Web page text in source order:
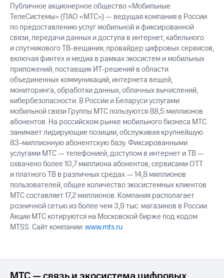
Публичное акционерное общество «Мобильные
ТелеСистемы» (ПАО «МТС») — ведущая компания в России
по предоставлению услуг мобильной и фиксированной
связи, передачи данных и доступа в интернет, кабельного
и спутникового ТВ-вещания; провайдер цифровых сервисов,
включая финтех и медиа в рамках экосистем и мобильных
приложений; поставщик ИТ-решений в области
объединенных коммуникаций, интернета вещей,
мониторинга, обработки данных, облачных вычислений,
кибербезопасности. В России и Беларуси услугами
мобильной связи Группы МТС пользуются 88,5 миллионов
абонентов. На российском рынке мобильного бизнеса МТС
занимает лидирующие позиции, обслуживая крупнейшую
83-миллионную абонентскую базу. Фиксированными
услугами МТС — телефонией, доступом в интернет и ТВ —
охвачено более 10,7 миллиона абонентов, сервисами OTT
и платного ТВ в различных средах — 14,8 миллионов
пользователей, общее количество экосистемных клиентов
МТС составляет 17,2 миллионов. Компания располагает
розничной сетью из более чем 3,9 тыс. магазинов в России.
Акции МТС котируются на Московской бирже под кодом
MTSS. Сайт компании:www.mts.ru